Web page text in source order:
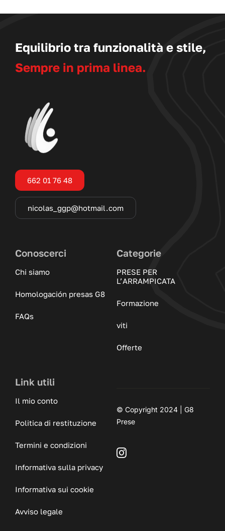
Equilibrio tra funzionalità e stile,
Sempre in prima linea.
662 01 76 48
nicolas_ggp@hotmail.com
Conoscerci
Chi siamo
Homologación presas G8
FAQs
Categorie
PRESE PER
L’ARRAMPICATA
Formazione
viti
Offerte
Link utili
Il mio conto
Politica di restituzione
Termini e condizioni
Informativa sulla privacy
Informativa sui cookie
Avviso legale
© Copyright 2024 | G8
Prese